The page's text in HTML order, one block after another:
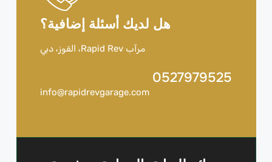
هل لديك أسئلة إضافية؟
مرآب Rapid Rev، القوز، دبي
0527979525
info@rapidrevgarage.com